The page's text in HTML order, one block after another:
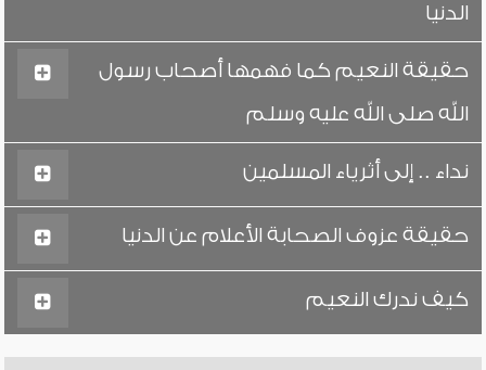
الدنيا
حقيقة النعيم كما فهمها أصحاب رسول
الله صلى الله عليه وسلم
نداء .. إلى أثرياء المسلمين
حقيقة عزوف الصحابة الأعلام عن الدنيا
كيف ندرك النعيم